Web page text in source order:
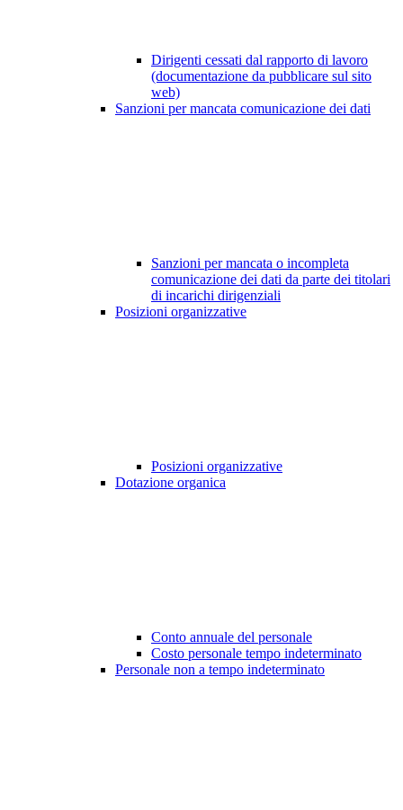
Dirigenti cessati dal rapporto di lavoro
(documentazione da pubblicare sul sito
web)
Sanzioni per mancata comunicazione dei dati
Sanzioni per mancata o incompleta
comunicazione dei dati da parte dei titolari
di incarichi dirigenziali
Posizioni organizzative
Posizioni organizzative
Dotazione organica
Conto annuale del personale
Costo personale tempo indeterminato
Personale non a tempo indeterminato